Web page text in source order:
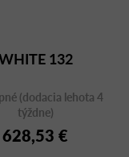
132
(dodacia lehota 4
týždne)
628,53 €